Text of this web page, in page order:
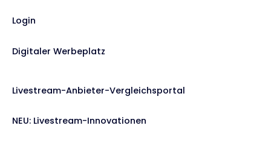
Login
Digitaler Werbeplatz
Livestream-Anbieter-Vergleichsportal
NEU: Livestream-Innovationen